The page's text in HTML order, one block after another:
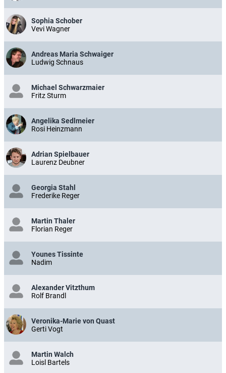
Sophia Schober
Vevi Wagner
Andreas Maria Schwaiger
Ludwig Schnaus
Michael Schwarzmaier
Fritz Sturm
Angelika Sedlmeier
Rosi Heinzmann
Adrian Spielbauer
Laurenz Deubner
Georgia Stahl
Frederike Reger
Martin Thaler
Florian Reger
Younes Tissinte
Nadim
Alexander Vitzthum
Rolf Brandl
Veronika-Marie von Quast
Gerti Vogt
Martin Walch
Loisl Bartels